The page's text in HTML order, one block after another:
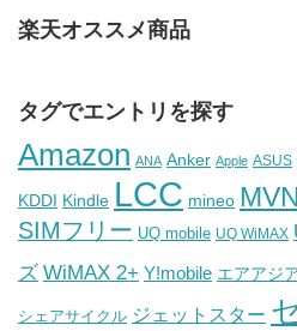
楽天オススメ商品
タグでエントリを探す
Amazon ANA Anker Apple ASUS
KDDI Kindle LCC mineo
SIMフリー UQ mobile UQ WiMAX
ズ WiMAX 2+ Y!mobile エアアジ
シェアサイクル ジェットスター